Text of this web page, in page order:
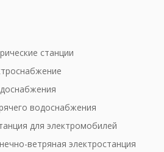
станции
водоснабжения
для электромобилей
ветряная электростанция